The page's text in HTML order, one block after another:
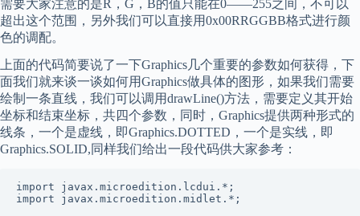
需要大家注意的是R，G，B的值只能在0——255之间，不可以
超出这个范围，另外我们可以直接用0x00RRGGBB格式进行颜
色的调配。
上面的代码简要说了一下Graphics几个重要的参数如何获得，下
面我们就来谈一谈如何用Graphics做具体的图形，如果我们需要
绘制一条直线，我们可以调用drawLine()方法，需要定义其开始
坐标和结束坐标，共四个参数，同时，Graphics提供两种形式的
线条，一个是虚线，即Graphics.DOTTED，一个是实线，即
Graphics.SOLID,同样我们给出一段代码供大家参考：
import javax.microedition.lcdui.*;
import javax.microedition.midlet.*;